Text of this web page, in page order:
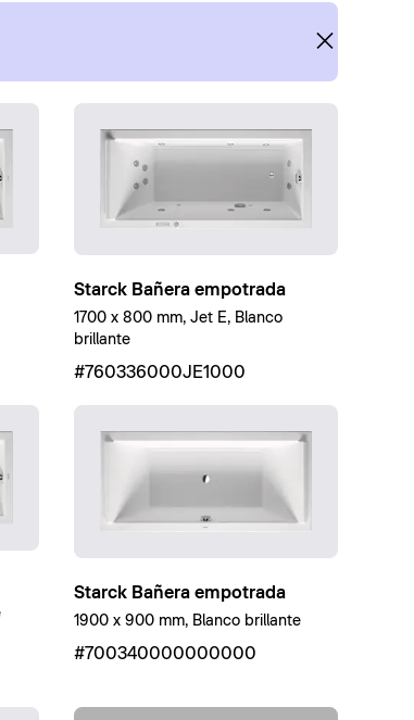
Starck Bañera empotrada
1700 x 800 mm, Jet E, Blanco
brillante
#760336000JE1000
Starck Bañera empotrada
1900 x 900 mm, Blanco brillante
#700340000000000